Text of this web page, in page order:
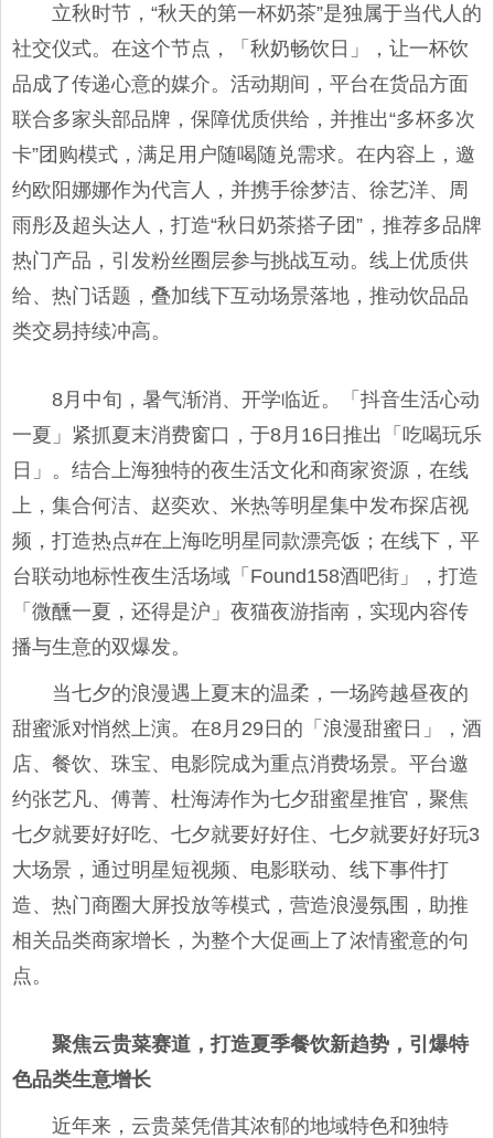
立秋时节，“秋天的第一杯奶茶”是独属于当代人的
社交仪式。在这个节点，「秋奶畅饮日」，让一杯饮
品成了传递心意的媒介。活动期间，平台在货品方面
联合多家头部品牌，保障优质供给，并推出“多杯多次
卡”团购模式，满足用户随喝随兑需求。在内容上，邀
约欧阳娜娜作为代言人，并携手徐梦洁、徐艺洋、周
雨彤及超头达人，打造“秋日奶茶搭子团”，推荐多品牌
热门产品，引发粉丝圈层参与挑战互动。线上优质供
给、热门话题，叠加线下互动场景落地，推动饮品品
类交易持续冲高。
8月中旬，暑气渐消、开学临近。「抖音生活心动
一夏」紧抓夏末消费窗口，于8月16日推出「吃喝玩乐
日」。结合上海独特的夜生活文化和商家资源，在线
上，集合何洁、赵奕欢、米热等明星集中发布探店视
频，打造热点#在上海吃明星同款漂亮饭；在线下，平
台联动地标性夜生活场域「Found158酒吧街」，打造
「微醺一夏，还得是沪」夜猫夜游指南，实现内容传
播与生意的双爆发。
当七夕的浪漫遇上夏末的温柔，一场跨越昼夜的
甜蜜派对悄然上演。在8月29日的「浪漫甜蜜日」，酒
店、餐饮、珠宝、电影院成为重点消费场景。平台邀
约张艺凡、傅菁、杜海涛作为七夕甜蜜星推官，聚焦
七夕就要好好吃、七夕就要好好住、七夕就要好好玩3
大场景，通过明星短视频、电影联动、线下事件打
造、热门商圈大屏投放等模式，营造浪漫氛围，助推
相关品类商家增长，为整个大促画上了浓情蜜意的句
点。
聚焦云贵菜赛道，打造夏季餐饮新趋势，引爆特
色品类生意增长
近年来，云贵菜凭借其浓郁的地域特色和独特